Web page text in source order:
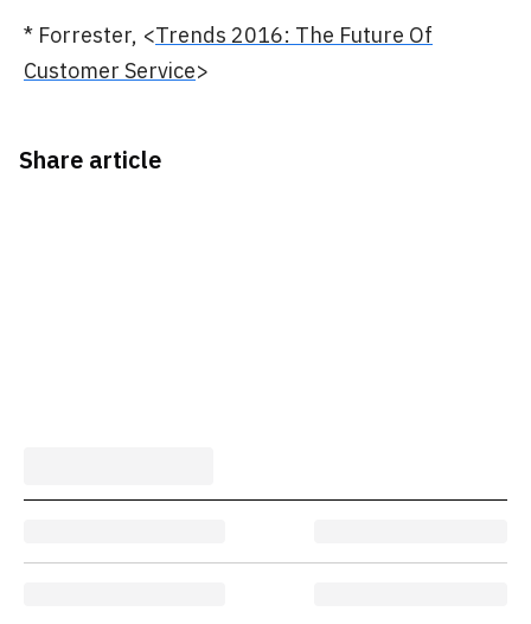
* Forrester, <Trends 2016: The Future Of
Customer Service>
Share article